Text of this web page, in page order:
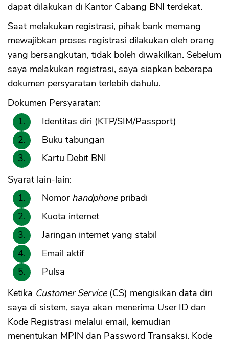
dapat dilakukan di Kantor Cabang BNI terdekat.
Saat melakukan registrasi, pihak bank memang
mewajibkan proses registrasi dilakukan oleh orang
yang bersangkutan, tidak boleh diwakilkan. Sebelum
saya melakukan registrasi, saya siapkan beberapa
dokumen persyaratan terlebih dahulu.
Dokumen Persyaratan:
Identitas diri (KTP/SIM/Passport)
Buku tabungan
Kartu Debit BNI
Syarat lain-lain:
Nomor handphone pribadi
Kuota internet
Jaringan internet yang stabil
Email aktif
Pulsa
Ketika Customer Service(CS) mengisikan data diri
saya di sistem, saya akan menerima User ID dan
Kode Registrasi melalui email, kemudian
menentukan MPIN dan Password Transaksi. Kode